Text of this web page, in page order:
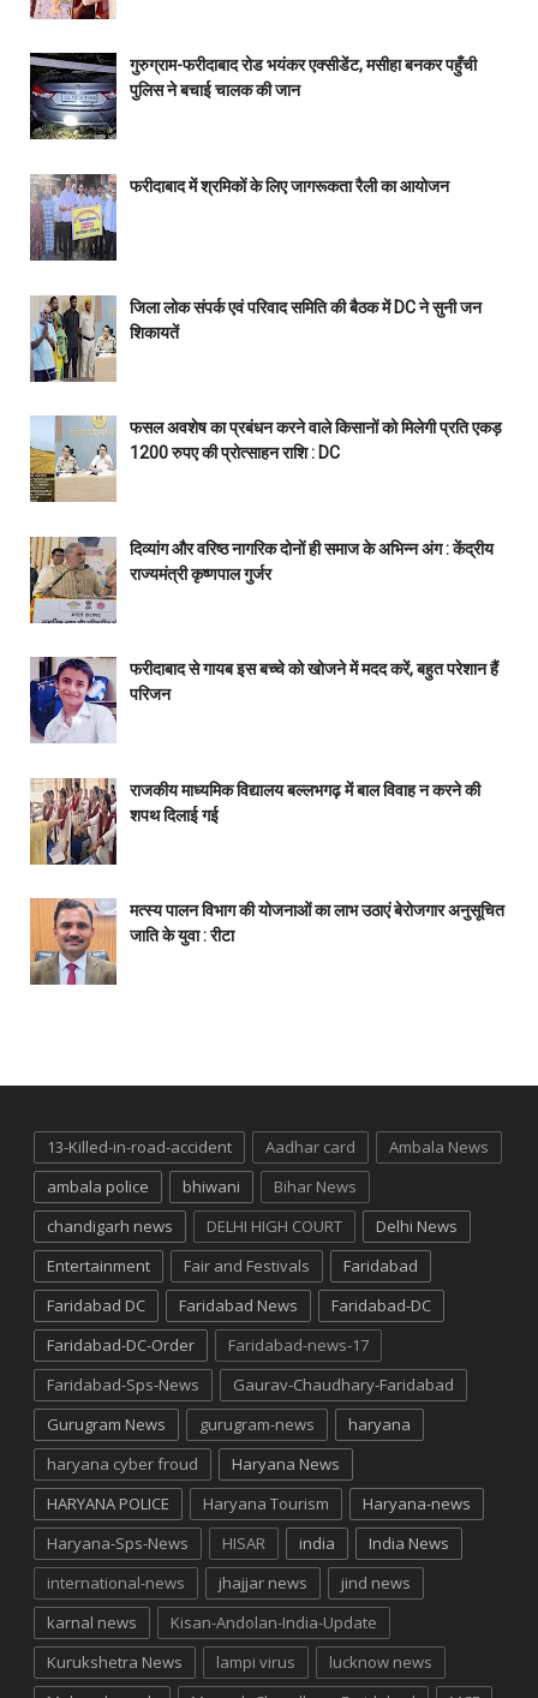
गुरुग्राम-फरीदाबाद रोड भयंकर एक्सीडेंट, मसीहा बनकर पहुँची
पुलिस ने बचाई चालक की जान
फरीदाबाद में श्रमिकों के लिए जागरूकता रैली का आयोजन
जिला लोक संपर्क एवं परिवाद समिति की बैठक में DC ने सुनी जन
शिकायतें
फसल अवशेष का प्रबंधन करने वाले किसानों को मिलेगी प्रति एकड़
1200 रुपए की प्रोत्साहन राशि : DC
दिव्यांग और वरिष्ठ नागरिक दोनों ही समाज के अभिन्न अंग : केंद्रीय
राज्यमंत्री कृष्णपाल गुर्जर
फरीदाबाद से गायब इस बच्चे को खोजने में मदद करें, बहुत परेशान हैं
परिजन
राजकीय माध्यमिक विद्यालय बल्लभगढ़ में बाल विवाह न करने की
शपथ दिलाई गई
मत्स्य पालन विभाग की योजनाओं का लाभ उठाएं बेरोजगार अनुसूचित
जाति के युवा : रीटा
13-Killed-in-road-accident Aadhar card
Ambala News
ambala police
bhiwani
Bihar News
chandigarh news
DELHI HIGH COURT
Delhi News
Entertainment
Fair and Festivals
Faridabad
Faridabad DC
Faridabad News
Faridabad-DC
Faridabad-DC-Order
Faridabad-news-17
Faridabad-Sps-News
Gaurav-Chaudhary-Faridabad
Gurugram News
gurugram-news
haryana
haryana cyber froud
Haryana News
HARYANA POLICE
Haryana Tourism
Haryana-news
Haryana-Sps-News
HISAR india
India News
international-news
jhajjar news
jind news
karnal news
Kisan-Andolan-India-Update
Kurukshetra News
lampi virus
lucknow news